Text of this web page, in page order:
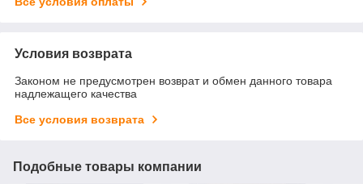
Условия возврата
Законом не предусмотрен возврат и обмен данного товара
надлежащего качества
Все условия возврата
Подобные товары компании